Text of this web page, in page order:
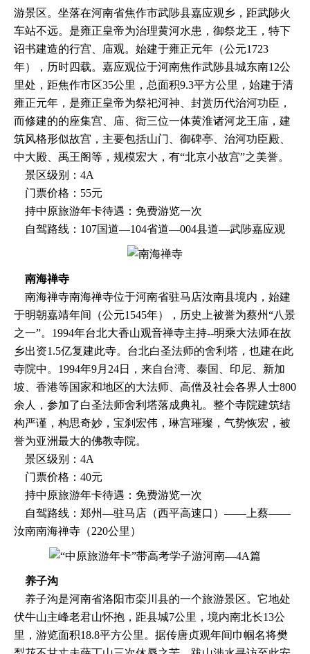
游景区。坐落在河南省焦作市武陟县嘉应观乡，距武陟火
车站不远。是雍正皇帝为治理黄河水患，御祭龙王，特下
诏书建造的行宫、庙观。始建于雍正元年（公元1723
年），历时四载。嘉应观位于河南焦作武陟县城东南12公
里处，距焦作市区35公里，总面积9.3平方公里，始建于清
雍正元年，是雍正皇帝为祭祀河神、封赏历代治河功臣，
而修建的的座集宫、庙、衙三位一体黄淮诸河龙王庙，建
筑风格形似故宫，主要包括山门、御碑亭、治河功臣殿、
中大殿、禹王阁等，规模宏大，有“北京小故宫”之美誉。
景区级别：4A
门票价格：55元
持中原旅游年卡待遇：免费游览一次
自驾路线：107国道—104省道—004县道—武陟嘉应观
南海禅寺
南海禅寺南海禅寺位于河南省驻马店汝南县境内，始建
于明朝嘉靖年间（公元1545年），历史上被誉为蔡州“八景
之一”。1994年台北大香山观音禅寺主持--明乘大法师在故
乡出资1.5亿复建此寺。台北白圣法师的舍利塔，也建在此
寺院中。1994年9月24日，来自台湾、泰国、印尼、新加
坡、香港等国家和地区的大法师、高僧及社会各界人士800
余人，参加了白圣法师舍利塔落成典礼。整个寺院建筑结
构严谨，构思奇妙，宝刹宏伟，琳宫璀璨，气势恢宏，被
誉为亚洲最大的佛教寺院。
景区级别：4A
门票价格：40元
持中原旅游年卡待遇：免费游览一次
自驾路线：郑州—驻马店（西平高速口）——上蔡——
汝南南海禅寺（220公里）
养子沟
养子沟是河南省洛阳市栾川县的一个旅游景区。它地处
伏牛山主峰老君山怀抱，距县城7公里，境内南北长13公
里，游览面积18.8平方公里。据传唐贞观年间巾帼名将樊